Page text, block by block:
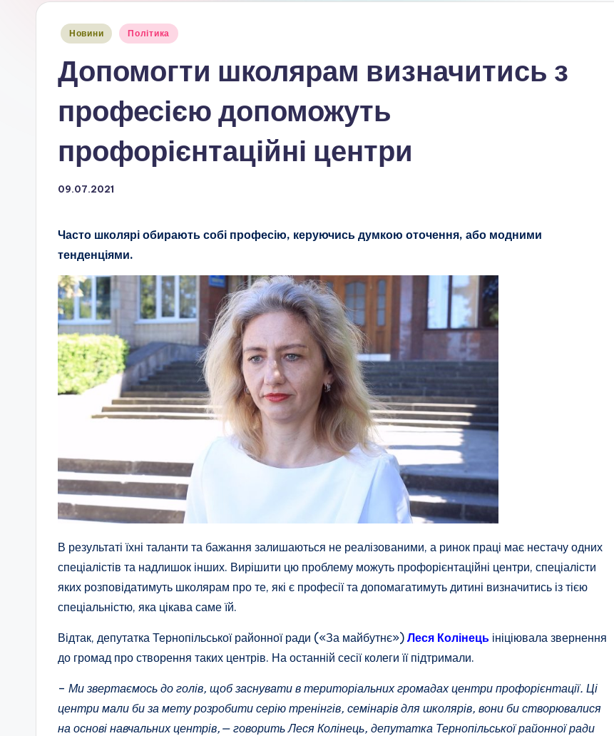
Опубліковано
Новини Політика
Допомогти школярам визначитись з
професією допоможуть
профорієнтаційні центри
09.07.2021
Часто школярі обирають собі професію, керуючись думкою оточення, або модними
тенденціями.
В результаті їхні таланти та бажання залишаються не реалізованими, а ринок праці має нестачу одних
спеціалістів та надлишок інших. Вирішити цю проблему можуть профорієнтаційні центри, спеціалісти
яких розповідатимуть школярам про те, які є професії та допомагатимуть дитині визначитись із тією
спеціальністю, яка цікава саме їй.
Відтак, депутатка Тернопільської районної ради («За майбутнє») Леся Колінець ініціювала звернення
до громад про створення таких центрів. На останній сесії колеги її підтримали.
– Ми звертаємось до голів, щоб заснувати в територіальних громадах центри профорієнтації. Ці
центри мали би за мету розробити серію тренінгів, семінарів для школярів, вони би створювалися
на основі навчальних центрів,— говорить Леся Колінець, депутатка Тернопільської районної ради